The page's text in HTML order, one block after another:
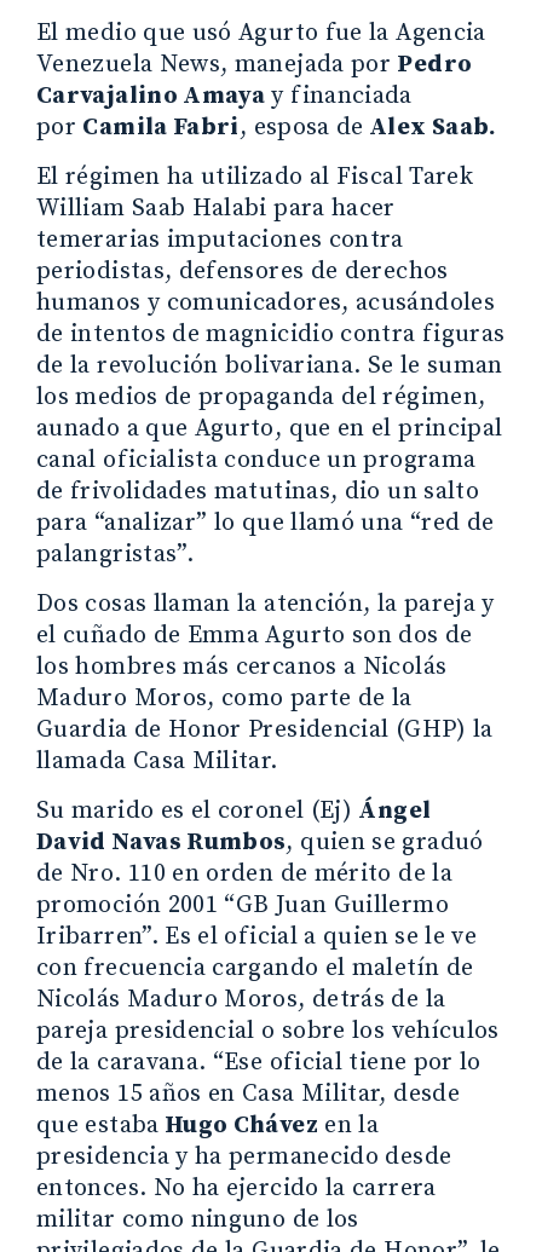
El medio que usó Agurto fue la Agencia
Venezuela News, manejada por Pedro
Carvajalino Amaya y financiada
por Camila Fabri, esposa de Alex Saab.
El régimen ha utilizado al Fiscal Tarek
William Saab Halabi para hacer
temerarias imputaciones contra
periodistas, defensores de derechos
humanos y comunicadores, acusándoles
de intentos de magnicidio contra figuras
de la revolución bolivariana. Se le suman
los medios de propaganda del régimen,
aunado a que Agurto, que en el principal
canal oficialista conduce un programa
de frivolidades matutinas, dio un salto
para “analizar” lo que llamó una “red de
palangristas”.
Dos cosas llaman la atención, la pareja y
el cuñado de Emma Agurto son dos de
los hombres más cercanos a Nicolás
Maduro Moros, como parte de la
Guardia de Honor Presidencial (GHP) la
llamada Casa Militar.
Su marido es el coronel (Ej) Ángel
David Navas Rumbos, quien se graduó
de Nro. 110 en orden de mérito de la
promoción 2001 “GB Juan Guillermo
Iribarren”. Es el oficial a quien se le ve
con frecuencia cargando el maletín de
Nicolás Maduro Moros, detrás de la
pareja presidencial o sobre los vehículos
de la caravana. “Ese oficial tiene por lo
menos 15 años en Casa Militar, desde
que estaba Hugo Chávez en la
presidencia y ha permanecido desde
entonces. No ha ejercido la carrera
militar como ninguno de los